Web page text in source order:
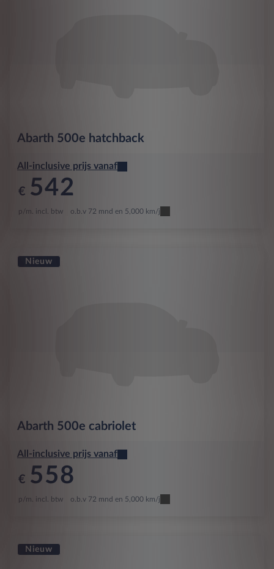
Abarth 500e hatchback
All-inclusive prijs vanaf
€ 542
p/m. incl. btw o.b.v 72 mnd en 5,000 km/j
Nieuw
Abarth 500e cabriolet
All-inclusive prijs vanaf
€ 558
p/m. incl. btw o.b.v 72 mnd en 5,000 km/j
Nieuw